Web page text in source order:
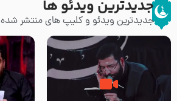
جدیدترین ویدئو ها
جدیدترین ویدئو و کلیپ های منتشر شده